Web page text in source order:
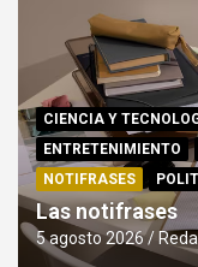
CIENCIA Y
ENTRETENIMIENTO
NOTIFRASES
Las notifrases
5 agosto 2026